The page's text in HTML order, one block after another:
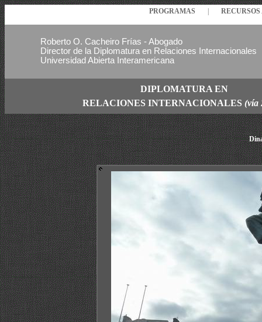
PROGRAMAS
Roberto O. Cacheiro Frías - Abogado
Director de la Diplomatura en Relaciones Internacionales
Universidad Abierta Interamericana
DIPLOMATURA EN
RELACIONES INTERNACIONALES (vía